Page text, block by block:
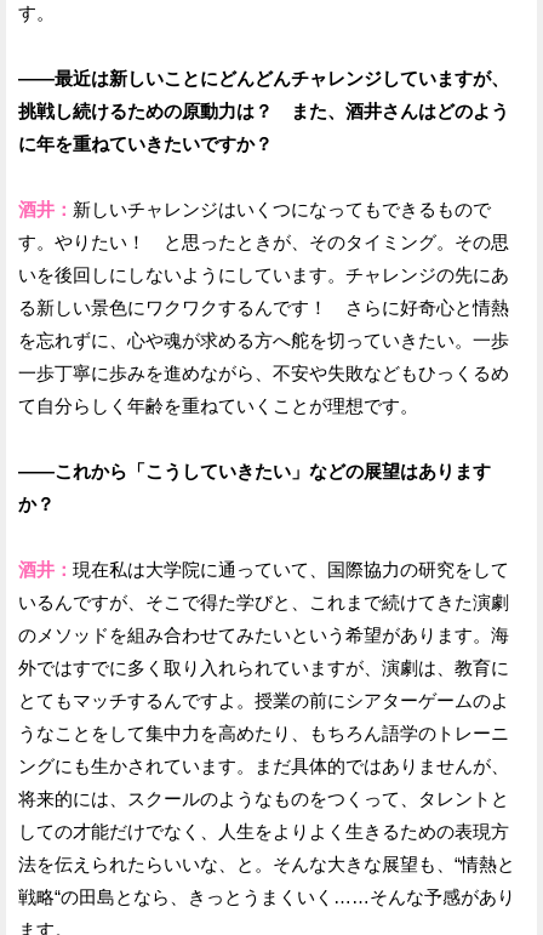
す。
——最近は新しいことにどんどんチャレンジしていますが、
挑戦し続けるための原動力は？ また、酒井さんはどのよう
に年を重ねていきたいですか？
酒井： 新しいチャレンジはいくつになってもできるもので
す。やりたい！ と思ったときが、そのタイミング。その思
いを後回しにしないようにしています。チャレンジの先にあ
る新しい景色にワクワクするんです！ さらに好奇心と情熱
を忘れずに、心や魂が求める方へ舵を切っていきたい。一歩
一歩丁寧に歩みを進めながら、不安や失敗などもひっくるめ
て自分らしく年齢を重ねていくことが理想です。
——これから「こうしていきたい」などの展望はあります
か？
酒井： 現在私は大学院に通っていて、国際協力の研究をして
いるんですが、そこで得た学びと、これまで続けてきた演劇
のメソッドを組み合わせてみたいという希望があります。海
外ではすでに多く取り入れられていますが、演劇は、教育に
とてもマッチするんですよ。授業の前にシアターゲームのよ
うなことをして集中力を高めたり、もちろん語学のトレーニ
ングにも生かされています。まだ具体的ではありませんが、
将来的には、スクールのようなものをつくって、タレントと
しての才能だけでなく、人生をよりよく生きるための表現方
法を伝えられたらいいな、と。そんな大きな展望も、“情熱と
戦略“の田島となら、きっとうまくいく……そんな予感があり
ます。